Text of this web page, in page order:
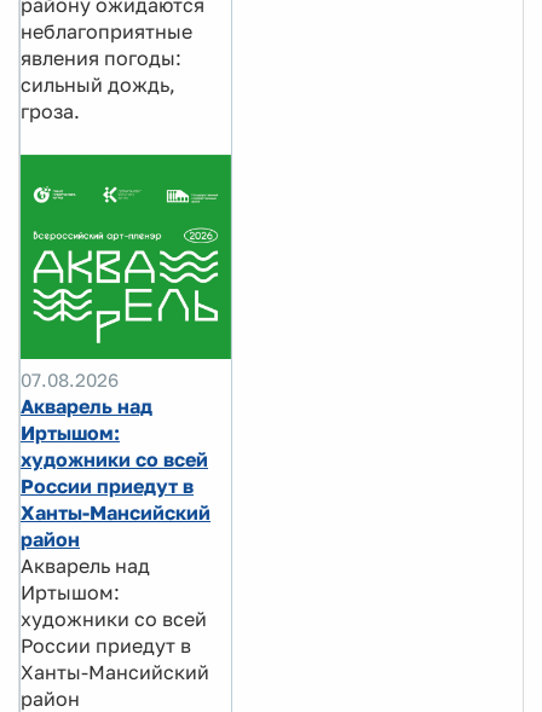
неблагоприятные
явления погоды:
сильный дождь,
гроза.
07.08.2026
Акварель над
Иртышом:
художники со всей
России приедут в
Ханты-Мансийский
район
Акварель над
Иртышом:
художники со всей
России приедут в
Ханты-Мансийский
район